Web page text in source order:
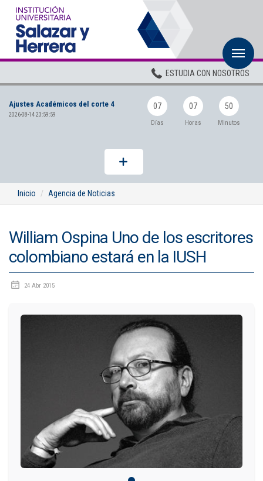
ESTUDIA CON NOSOTROS
Ajustes Académicos del corte 4
2026-08-14 23:59:59
07
Días
07
Horas
50
Minutos
Inicio Agencia de Noticias
William Ospina Uno de los escritores
colombiano estará en la IUSH
24 Abr 2015
Pregrados
Planta Docente
ADMISIONES
BIENESTAR
Centros
BIBLIOTECA
CARTERA
Inscripciones
Estudiantes
Egresados
Docentes